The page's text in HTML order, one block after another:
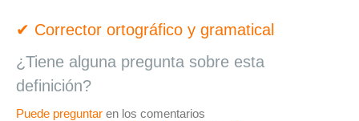
✔ Corrector ortográfico y gramatical
¿Tiene alguna pregunta sobre esta
definición?
Puede preguntar en los comentarios